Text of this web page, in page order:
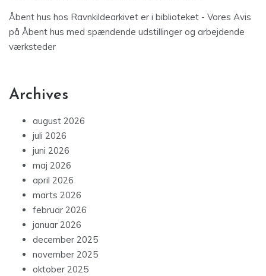
Åbent hus hos Ravnkildearkivet er i biblioteket - Vores Avis
på Åbent hus med spændende udstillinger og arbejdende
værksteder
Archives
august 2026
juli 2026
juni 2026
maj 2026
april 2026
marts 2026
februar 2026
januar 2026
december 2025
november 2025
oktober 2025